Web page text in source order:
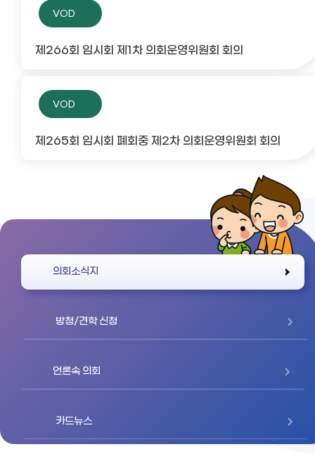
VOD
제266회 임시회 제1차 의회운영위원회 회의
VOD
제265회 임시회 폐회중 제2차 의회운영위원회 회의
의회소식지
방청/견학 신청
언론속 의회
카드뉴스